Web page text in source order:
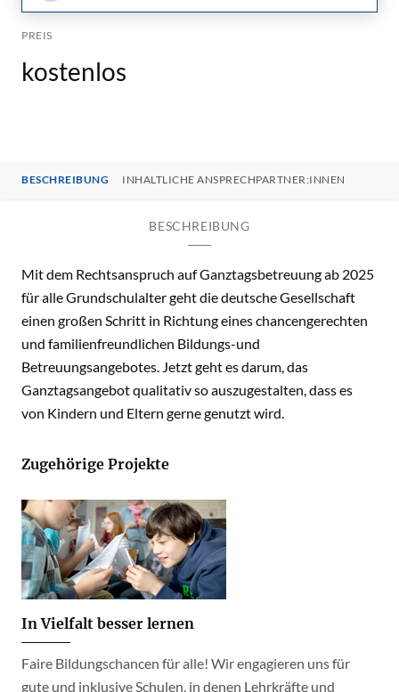
PREIS
kostenlos
BESCHREIBUNG INHALTLICHE ANSPRECHPARTNER:INNEN
BESCHREIBUNG
Mit dem Rechtsanspruch auf Ganztagsbetreuung ab 2025
für alle Grundschulalter geht die deutsche Gesellschaft
einen großen Schritt in Richtung eines chancengerechten
und familienfreundlichen Bildungs-und
Betreuungsangebotes. Jetzt geht es darum, das
Ganztagsangebot qualitativ so auszugestalten, dass es
von Kindern und Eltern gerne genutzt wird.
Zugehörige Projekte
In Vielfalt besser lernen
Faire Bildungschancen für alle! Wir engagieren uns für
gute und inklusive Schulen, in denen Lehrkräfte und